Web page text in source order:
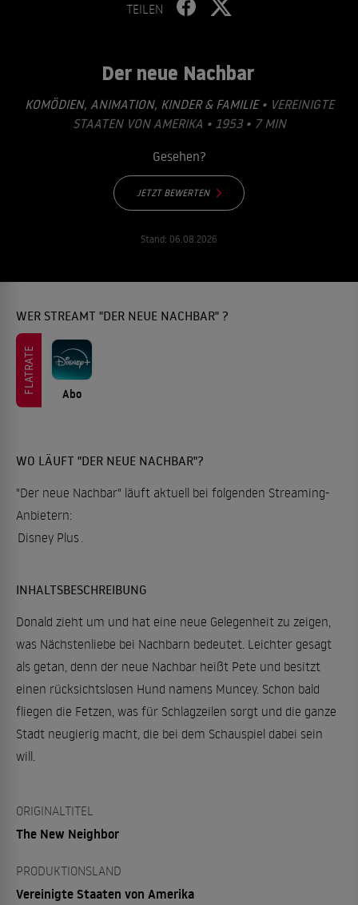
TEILEN
Der neue Nachbar
KOMÖDIEN, ANIMATION, KINDER & FAMILIE• VEREINIGTE
STAATEN VON AMERIKA • 1953 • 7 MIN
Gesehen?
JETZT BEWERTEN
Stand: 06.08.2026
WER STREAMT "DER NEUE NACHBAR" ?
FLATRATE Abo
WO LÄUFT "DER NEUE NACHBAR"?
"Der neue Nachbar" läuft aktuell bei folgenden Streaming-
Anbietern:
Disney Plus
INHALTSBESCHREIBUNG
Donald zieht um und hat eine neue Gelegenheit zu zeigen,
was Nächstenliebe bei Nachbarn bedeutet. Leichter gesagt
als getan, denn der neue Nachbar heißt Pete und besitzt
einen rücksichtslosen Hund namens Muncey. Schon bald
fliegen die Fetzen, was für Schlagzeilen sorgt und die ganze
Stadt neugierig macht, die bei dem Schauspiel dabei sein
will.
ORIGINALTITEL
The New Neighbor
PRODUKTIONSLAND
Vereinigte Staaten von Amerika